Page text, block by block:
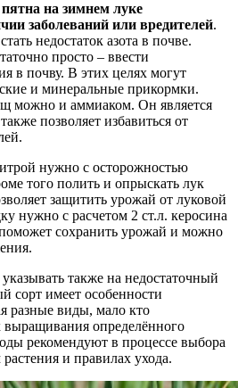
на зимнем луке
заболеваний или вредителей.
недостаток азота в почве.
просто – ввести
в почву. В этих целях могут
и минеральные прикормки.
можно и аммиаком. Он является
позволяет избавиться от
нужно с осторожностью
того полить и опрыскать лук
защитить урожай от луковой
нужно с расчетом 2 ст.л. керосина
сохранить урожай и можно
также на недостаточный
сорт имеет особенности
разные виды, мало кто
выращивания определённого
рекомендуют в процессе выбора
и правилах ухода.